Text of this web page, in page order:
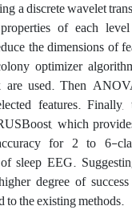
a discrete wavelet
of each
the dimensions of
optimizer
are used. Then
features.
which
for 2 to 6-
sleep EEG.
degree of
to the existing methods.